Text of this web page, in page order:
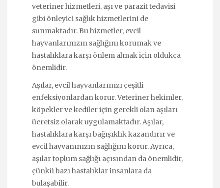
veteriner hizmetleri, aşı ve parazit tedavisi
gibi önleyici sağlık hizmetlerini de
sunmaktadır. Bu hizmetler, evcil
hayvanlarınızın sağlığını korumak ve
hastalıklara karşı önlem almak için oldukça
önemlidir.
Aşılar, evcil hayvanlarınızı çeşitli
enfeksiyonlardan korur. Veteriner hekimler,
köpekler ve kediler için gerekli olan aşıları
ücretsiz olarak uygulamaktadır. Aşılar,
hastalıklara karşı bağışıklık kazandırır ve
evcil hayvanınızın sağlığını korur. Ayrıca,
aşılar toplum sağlığı açısından da önemlidir,
çünkü bazı hastalıklar insanlara da
bulaşabilir.